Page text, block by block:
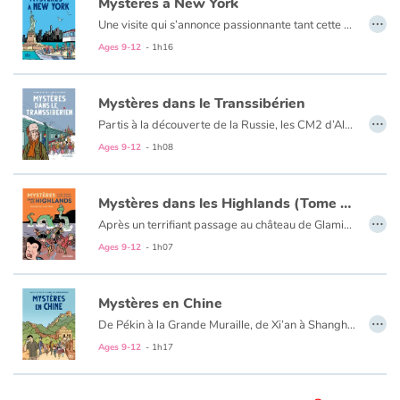
Blog
Learn french with Storyplay'r
French book lists for children
Reading for children
Activities and workshops
Dyslexia and reading disorders
Une visite qui s’annonce passionnante tant cette grande métropole regorge de sites incontournables : Manhattan, La statue de la Liberté, le pont de Brooklyn, Harlem...
Y aurait-il un rapport avec une immigrante du siècle passé et dont la photographie, découverte au Musée de l'Immigration d'Ellis Island, révèle qu'elle est le sosie parfait de Mélanie ? Une 14e aventure à haut-risque signée Alain Surget, spécialiste des récits à grand suspense et auteur à succès chez Flammarion, Nathan, Rageot, Auzou, ABC MELODY et lauréat de nombreux prix littéraires.
Ages 9-12 - 1h16
…
Mystères dans le Transsibérien
Partis à la découverte de la Russie, les CM2 d’Alex Moury entament un long voyage jusqu’à Irkoutsk à bord du mythique Transsibérien. Mais lors de leurs différentes étapes pour visiter les monuments et se tremper dans l’histoire du pays et des régions qu’ils traversent, les enfants remarquent qu’un espion s’est attaché à leurs traces. Plus précisément à celles d’Alex Moury. Pour quelle raison ? Le maître cacherait-il un secret ? Est-il en danger ?
Ages 9-12 - 1h08
…
Mystères dans les Highlands (Tome 3) - Panique au Loch Ness
Après un terrifiant passage au château de Glamis, la classe de Monsieur Moury poursuit son périple et s’enfonce dans les Hautes Terres écossaises. D’inquiétantes créatures, telles que les Bonnets Rouges ou Nessie, s’immiscent dans le voyage, et le mystère s’épaissit autour de cet intrigant vol de bijoux…
Ages 9-12 - 1h07
…
Mystères en Chine
De Pékin à la Grande Muraille, de Xi’an à Shanghai, les enfants découvrent les richesses culturelles de l’Empire du Milieu. Mais au cours de leur périple, Hugo, Amytis et Romain découvrent d’étranges statuettes de tigres qui attirent sur eux l’attention de louches individus. Et c’est parti pour une nouvelle enquête à haut risque signée Alain Surget.
Ages 9-12 - 1h17
…